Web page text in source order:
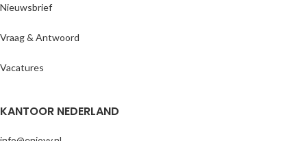
Nieuwsbrief
Vraag & Antwoord
Vacatures
KANTOOR NEDERLAND